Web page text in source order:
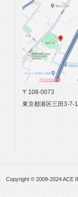
〒108-0073
東京都港区三田3-
Copyright © 2009-2024 ACE